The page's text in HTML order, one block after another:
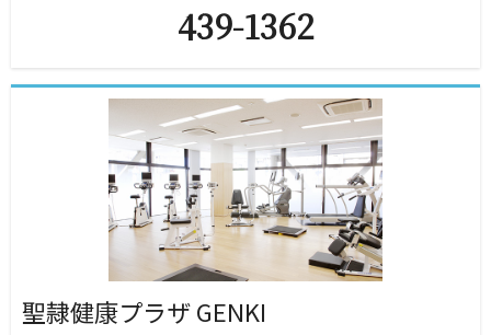
439-1362
聖隷健康プラザ GENKI